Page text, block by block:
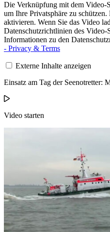
Die Verknüpfung mit dem Video-
um Ihre Privatsphäre zu
aktivieren. Wenn Sie das Video
Datenschutzrichtlinien des Video-
Informationen zu den
- Privacy & Terms
Externe Inhalte anzeigen
Einsatz am Tag der Seenotretter:
Video starten